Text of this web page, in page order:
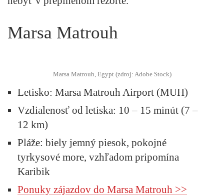
Marsa Matrouh
Marsa Matrouh, Egypt (zdroj: Adobe Stock)
Letisko: Marsa Matrouh Airport (MUH)
Vzdialenosť od letiska: 10 – 15 minút (7 –
12 km)
Pláže: biely jemný piesok, pokojné
tyrkysové more, vzhľadom pripomína
Karibik
Ponuky zájazdov do Marsa Matrouh >>